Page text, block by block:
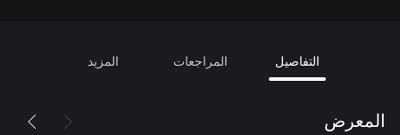
التفاصيل المراجعات المزيد
المعرض